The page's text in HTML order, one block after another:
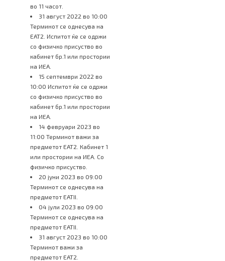
во 11 часот.
31 август 2022 во 10:00
Терминот се однесува на
ЕАТ2. Испитот ќе се одржи
со физичко присуство во
кабинет бр.1 или простории
на ИЕА.
15 септември 2022 во
10:00 Испитот ќе се одржи
со физичко присуство во
кабинет бр.1 или простории
на ИЕА.
14 февруари 2023 во
11:00 Терминот важи за
предметот ЕАТ2. Кабинет 1
или простории на ИЕА. Со
физичко присуство.
20 јуни 2023 во 09:00
Терминот се однесува на
предметот ЕАТII.
04 јули 2023 во 09:00
Терминот се однесува на
предметот ЕАТII.
31 август 2023 во 10:00
Терминот важи за
предметот ЕАТ2.